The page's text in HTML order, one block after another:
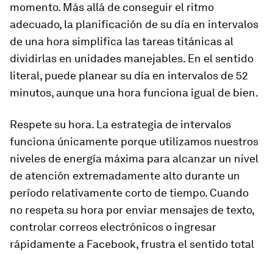
momento. Más allá de conseguir el ritmo
adecuado, la planificación de su día en intervalos
de una hora simplifica las tareas titánicas al
dividirlas en unidades manejables. En el sentido
literal, puede planear su día en intervalos de 52
minutos, aunque una hora funciona igual de bien.
Respete su hora. La estrategia de intervalos
funciona únicamente porque utilizamos nuestros
niveles de energía máxima para alcanzar un nivel
de atención extremadamente alto durante un
período relativamente corto de tiempo. Cuando
no respeta su hora por enviar mensajes de texto,
controlar correos electrónicos o ingresar
rápidamente a Facebook, frustra el sentido total